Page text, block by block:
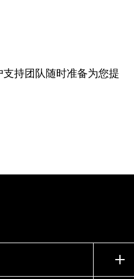
持团队随时准备为您提